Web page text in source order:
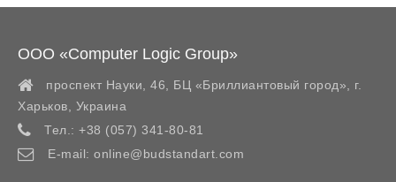
ООО «Computer Logic Group»
проспект Науки, 46, БЦ «Бриллиантовый город»,
г.
Харьков
Украина
Тел.: +38 (057) 341-80-81
E-mail: online@budstandart.com